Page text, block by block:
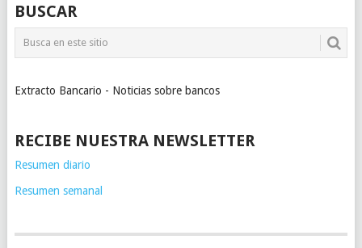
BUSCAR
Extracto Bancario - Noticias sobre bancos
RECIBE NUESTRA NEWSLETTER
Resumen diario
Resumen semanal